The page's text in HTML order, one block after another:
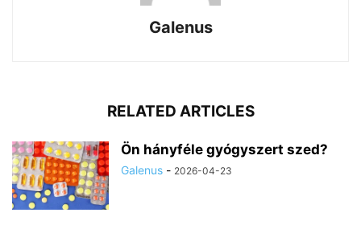
Galenus
RELATED ARTICLES
Ön hányféle gyógyszert szed?
Galenus - 2026-04-23